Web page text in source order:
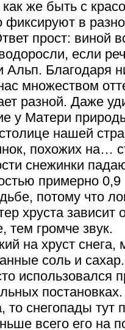
как же быть с
фиксируют в
прост: виной
если
Альп. Благодаря
множеством
разной. Даже
у Матери
нашей
похожих на…
снежинки
примерно 0,9
потому что
хруста зависит
тем громче звук.
на хруст снега,
соль и
использовался
постановках.
то снегопады тут
всего его на